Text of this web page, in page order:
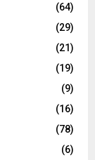
(64)
(29)
(21)
(19)
(9)
(16)
(78)
(6)